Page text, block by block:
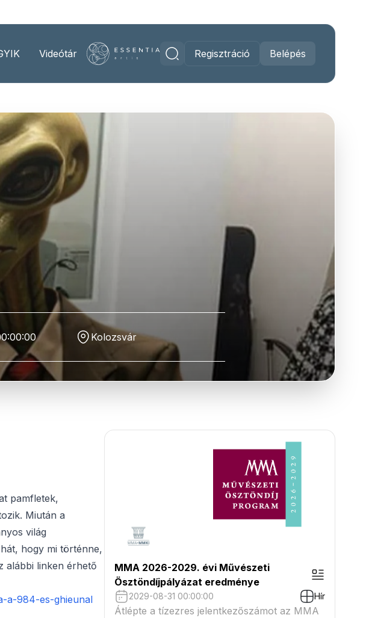
Videótár Regisztráció Belépés
Kolozsvár
pamfletek,
Miután a
világ
hogy mi történne,
alábbi linken érhető
a-984-es-ghieunal
MMA 2026-2029. évi Művészeti
Ösztöndíjpályázat eredménye
2029-08-31 00:00:00 Hír
Átlépte a tízezres jelentkezőszámot az MMA